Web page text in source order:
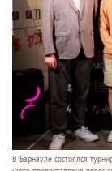
В Барнауле состоялся